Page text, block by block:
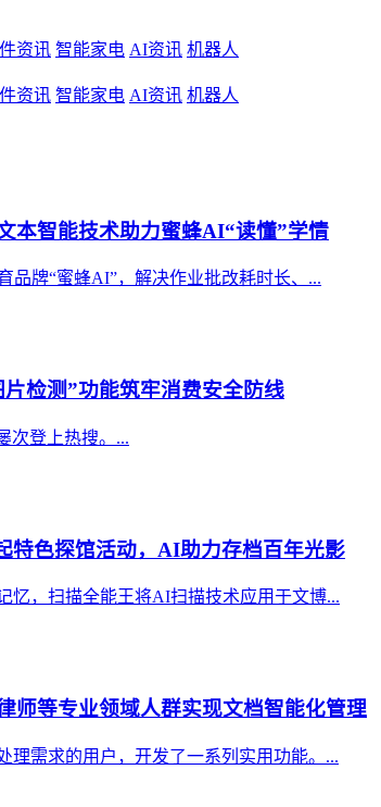
资讯 智能家电 AI资讯 机器人
资讯 智能家电 AI资讯 机器人
本智能技术助力蜜蜂AI“读懂”学情
品牌“蜜蜂AI”，解决作业批改耗时长、...
检测”功能筑牢消费安全防线
次登上热搜。...
特色探馆活动，AI助力存档百年光影
忆，扫描全能王将AI扫描技术应用于文博...
师等专业领域人群实现文档智能化管理
理需求的用户，开发了一系列实用功能。...